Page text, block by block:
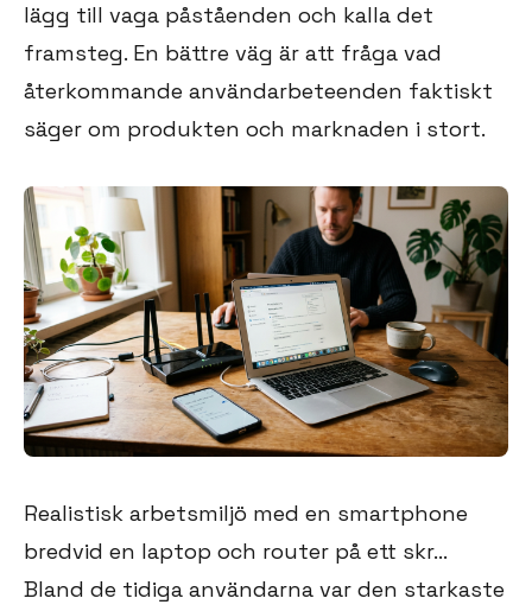
lägg till vaga påståenden och kalla det
framsteg. En bättre väg är att fråga vad
återkommande användarbeteenden faktiskt
säger om produkten och marknaden i stort.
Realistisk arbetsmiljö med en smartphone
bredvid en laptop och router på ett skr...
Bland de tidiga användarna var den starkaste